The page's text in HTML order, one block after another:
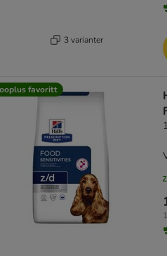
3 varianter
favoritt